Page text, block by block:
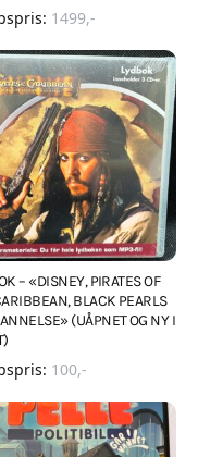
1499,-
– «DISNEY, PIRATES OF
BLACK PEARLS
(UÅPNET OG NY I
100,-